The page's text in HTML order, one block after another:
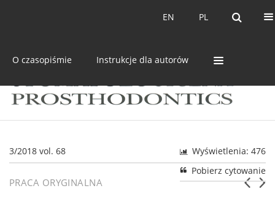
PL
EN PL
EN
O czasopiśmie Instrukcje dla autorów
3/2018 vol. 68
Wyświetlenia: 476
Pobierz cytowanie
PRACA ORYGINALNA